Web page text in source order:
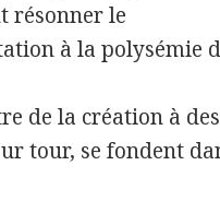
résonner le
à la polysémie
de la création à des
tour, se fondent